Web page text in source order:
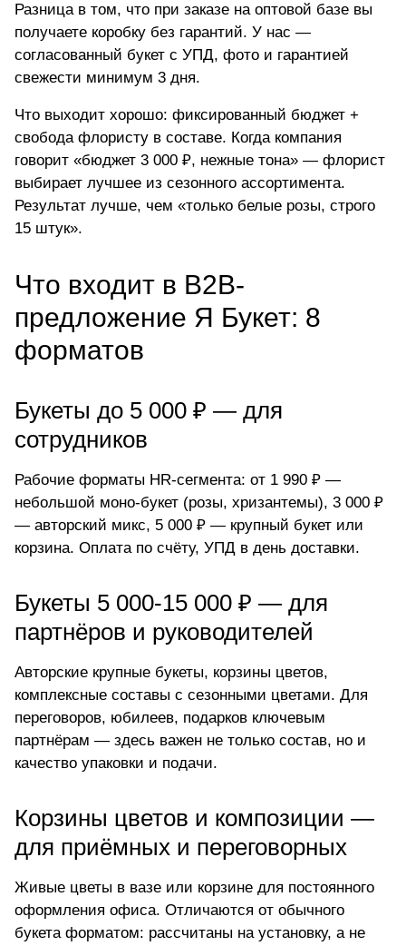
Разница в том, что при заказе на оптовой базе вы
получаете коробку без гарантий. У нас —
согласованный букет с УПД, фото и гарантией
свежести минимум 3 дня.
Что выходит хорошо: фиксированный бюджет +
свобода флористу в составе. Когда компания
говорит «бюджет 3 000 ₽, нежные тона» — флорист
выбирает лучшее из сезонного ассортимента.
Результат лучше, чем «только белые розы, строго
15 штук».
Что входит в B2B-
предложение Я Букет: 8
форматов
Букеты до 5 000 ₽ — для
сотрудников
Рабочие форматы HR-сегмента: от 1 990 ₽ —
небольшой моно-букет (розы, хризантемы), 3 000 ₽
— авторский микс, 5 000 ₽ — крупный букет или
корзина. Оплата по счёту, УПД в день доставки.
Букеты 5 000-15 000 ₽ — для
партнёров и руководителей
Авторские крупные букеты, корзины цветов,
комплексные составы с сезонными цветами. Для
переговоров, юбилеев, подарков ключевым
партнёрам — здесь важен не только состав, но и
качество упаковки и подачи.
Корзины цветов и композиции —
для приёмных и переговорных
Живые цветы в вазе или корзине для постоянного
оформления офиса. Отличаются от обычного
букета форматом: рассчитаны на установку, а не